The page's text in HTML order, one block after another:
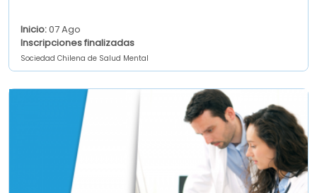
Inicio:07 Ago
Inscripciones finalizadas
Sociedad Chilena de Salud Mental